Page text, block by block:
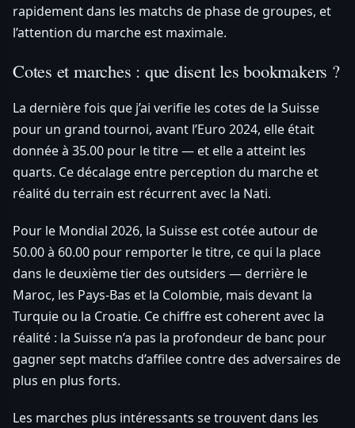
rapidement dans les matchs de phase de groupes, et
l’attention du marche est maximale.
Cotes et marches : que disent les bookmakers ?
La dernière fois que j’ai verifie les cotes de la Suisse
pour un grand tournoi, avant l’Euro 2024, elle était
donnée à 35.00 pour le titre — et elle a atteint les
quarts. Ce décalage entre perception du marche et
réalité du terrain est récurrent avec la Nati.
Pour le Mondial 2026, la Suisse est cotée autour de
50.00 à 60.00 pour remporter le titre, ce qui la place
dans le deuxième tier des outsiders — derrière le
Maroc, les Pays-Bas et la Colombie, mais devant la
Turquie ou la Croatie. Ce chiffre est coherent avec la
réalité : la Suisse n’a pas la profondeur de banc pour
gagner sept matchs d’affilee contre des adversaires de
plus en plus forts.
Les marches plus intéressants se trouvent dans les